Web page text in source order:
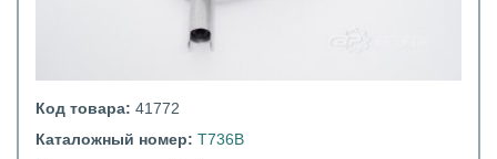
Код товара: 41772
Каталожный номер: T736В